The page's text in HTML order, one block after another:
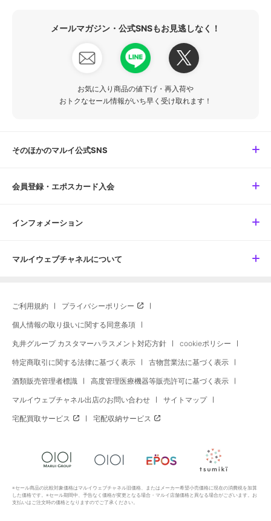
メールマガジン・公式SNSもお見逃しなく！
お気に入り商品の値下げ・再入荷や
おトクなセール情報がいち早く受け取れます！
そのほかのマルイ公式SNS
会員登録・エポスカード入会
インフォメーション
マルイウェブチャネルについて
ご利用規約 プライバシーポリシー
個人情報の取り扱いに関する同意条項
丸井グループ カスタマーハラスメント対応方針 cookieポリシー
特定商取引に関する法律に基づく表示 古物営業法に基づく表示
酒類販売管理者標識 高度管理医療機器等販売許可に基づく表示
マルイウェブチャネル出店のお問い合わせ サイトマップ
宅配買取サービス 宅配収納サービス
※セール商品の比較対象価格はマルイウェブチャネル旧価格、またはメーカー希望小売価格に現在の消費税を加算
した価格です。※セール期間中、予告なく価格が変更となる場合・マルイ店舗価格と異なる場合がございます。お
支払いはご注文時の価格となりますのでご了承ください。